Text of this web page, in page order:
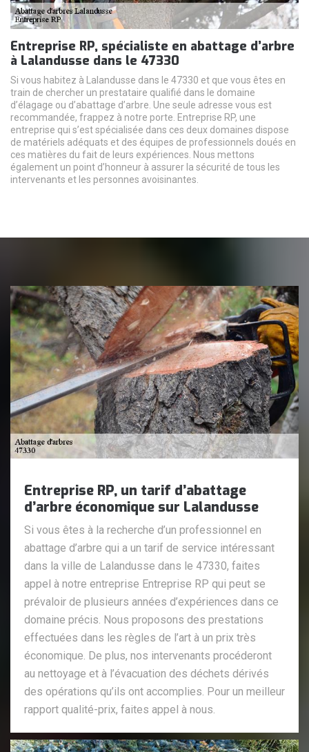
Entreprise RP, spécialiste en abattage d’arbre
à Lalandusse dans le 47330
Si vous habitez à Lalandusse dans le 47330 et que vous êtes en
train de chercher un prestataire qualifié dans le domaine
d’élagage ou d’abattage d’arbre. Une seule adresse vous est
recommandée, frappez à notre porte. Entreprise RP, une
entreprise qui s’est spécialisée dans ces deux domaines dispose
de matériels adéquats et des équipes de professionnels doués en
ces matières du fait de leurs expériences. Nous mettons
également un point d’honneur à assurer la sécurité de tous les
intervenants et les personnes avoisinantes.
Entreprise RP, un tarif d’abattage
d’arbre économique sur Lalandusse
Si vous êtes à la recherche d’un professionnel en
abattage d’arbre qui a un tarif de service intéressant
dans la ville de Lalandusse dans le 47330, faites
appel à notre entreprise Entreprise RP qui peut se
prévaloir de plusieurs années d’expériences dans ce
domaine précis. Nous proposons des prestations
effectuées dans les règles de l’art à un prix très
économique. De plus, nos intervenants procéderont
au nettoyage et à l’évacuation des déchets dérivés
des opérations qu’ils ont accomplies. Pour un meilleur
rapport qualité-prix, faites appel à nous.